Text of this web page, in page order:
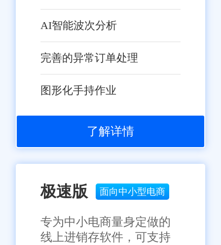
AI智能波次分析
完善的异常订单处理
图形化手持作业
了解详情
极速版 面向中小型电商
专为中小电商量身定做的
线上进销存软件，可支持